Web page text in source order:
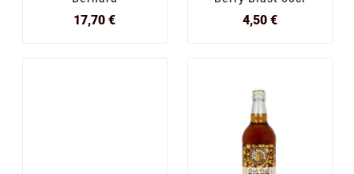
17,70 €Prix 4,50 €Prix